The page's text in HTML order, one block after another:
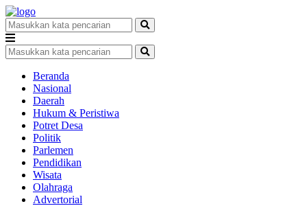
Beranda
Nasional
Daerah
Hukum & Peristiwa
Potret Desa
Politik
Parlemen
Pendidikan
Wisata
Olahraga
Advertorial